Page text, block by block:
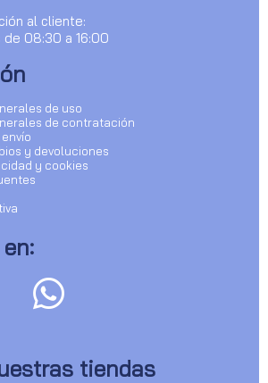
al cliente:
de 08:30 a 16:00
de uso
de contratación
y devoluciones
y cookies
tiendas